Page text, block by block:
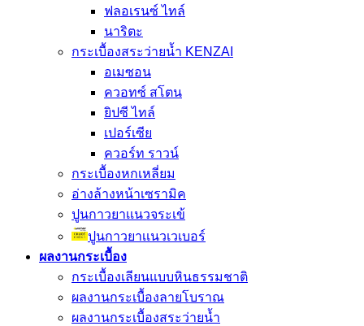
ฟลอเรนซ์ ไทล์
นาริตะ
กระเบื้องสระว่ายน้ำ KENZAI
อเมซอน
ควอทซ์ สโตน
ยิปซี ไทล์
เปอร์เซีย
ควอร์ท ราวน์
กระเบื้องหกเหลี่ยม
อ่างล้างหน้าเซรามิค
ปูนกาวยาเเนวจระเข้
ปูนกาวยาเเนวเวเบอร์
ผลงานกระเบื้อง
กระเบื้องเลียนแบบหินธรรมชาติ
ผลงานกระเบื้องลายโบราณ
ผลงานกระเบื้องสระว่ายนํ้า